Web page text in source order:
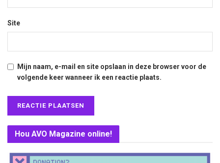
Site
Mijn naam, e-mail en site opslaan in deze browser voor de
volgende keer wanneer ik een reactie plaats.
Hou AVO Magazine online!